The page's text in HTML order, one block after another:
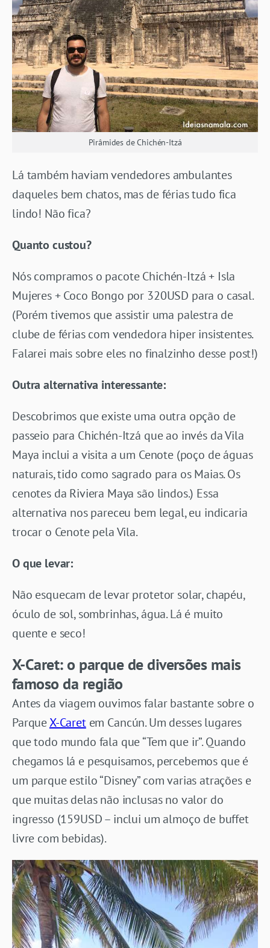
Pirâmides de Chichén-Itzá
Lá também haviam vendedores ambulantes
daqueles bem chatos, mas de férias tudo fica
lindo! Não fica?
Quanto custou?
Nós compramos o pacote Chichén-Itzá + Isla
Mujeres + Coco Bongo por 320USD para o casal.
(Porém tivemos que assistir uma palestra de
clube de férias com vendedora hiper insistentes.
Falarei mais sobre eles no finalzinho desse post!)
Outra alternativa interessante:
Descobrimos que existe uma outra opção de
passeio para Chichén-Itzá que ao invés da Vila
Maya inclui a visita a um Cenote (poço de águas
naturais, tido como sagrado para os Maias. Os
cenotes da Riviera Maya são lindos.) Essa
alternativa nos pareceu bem legal, eu indicaria
trocar o Cenote pela Vila.
O que levar:
Não esquecam de levar protetor solar, chapéu,
óculo de sol, sombrinhas, água. Lá é muito
quente e seco!
X-Caret: o parque de diversões mais
famoso da região
Antes da viagem ouvimos falar bastante sobre o
ParqueX-Caretem Cancún. Um desses lugares
que todo mundo fala que “Tem que ir”. Quando
chegamos lá e pesquisamos, percebemos que é
um parque estilo “Disney” com varias atrações e
que muitas delas não inclusas no valor do
ingresso (159USD – inclui um almoço de buffet
livre com bebidas).